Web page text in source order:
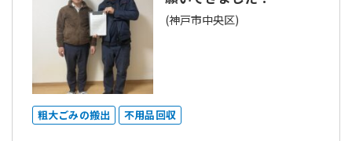
(神戸市中央区)
粗大ごみの搬出 不用品回収